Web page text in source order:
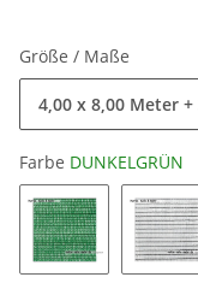
Größe / Maße
4,00 x 8,00 Meter +
Farbe DUNKELGRÜN